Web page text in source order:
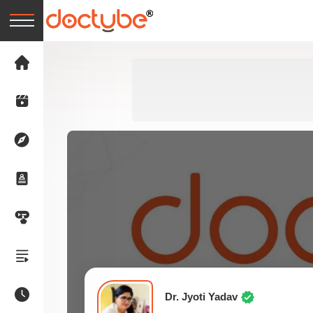
Dr. Jyoti Yadav